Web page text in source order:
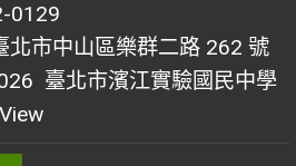
北市中山區樂群二路 262 號
臺北市濱江實驗國民中學